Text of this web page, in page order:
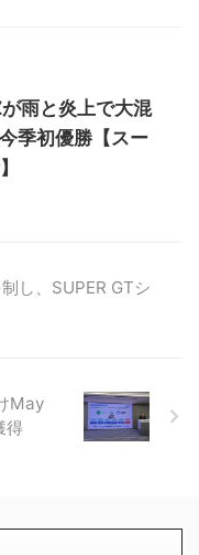
雨と炎上で大混
季初優勝【スー
し、SUPER GTシ
May
得